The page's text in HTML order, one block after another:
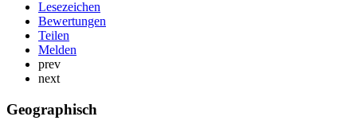
Lesezeichen
Bewertungen
Teilen
Melden
prev
next
Geographisch